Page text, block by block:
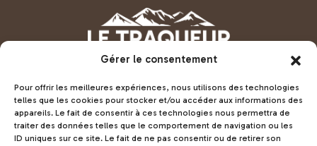
Gérer le consentement
Pour offrir les meilleures expériences, nous utilisons des technologies
telles que les cookies pour stocker et/ou accéder aux informations des
appareils. Le fait de consentir à ces technologies nous permettra de
traiter des données telles que le comportement de navigation ou les
ID uniques sur ce site. Le fait de ne pas consentir ou de retirer son
Voir la boutique LeTraqueur.fr